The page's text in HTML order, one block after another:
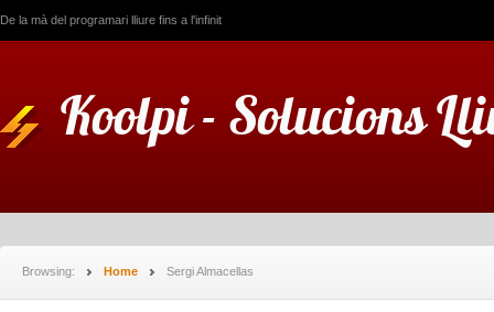
De la mà del programari lliure fins a l'infinit
Koolpi - Solucions
Browsing: Home Sergi Almacellas